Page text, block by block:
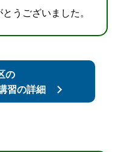
うございました。
の
習の詳細